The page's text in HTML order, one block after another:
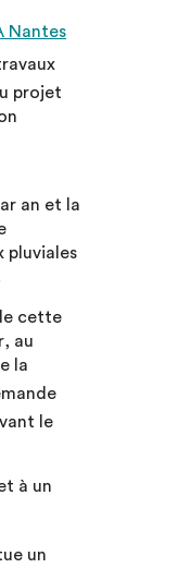
Nantes
projet
an et la
pluviales
cette
au
la
le
à un
un